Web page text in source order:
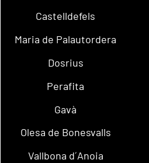
Castelldefels
Maria de Palautordera
Dosrius
Perafita
Gavà
Olesa de Bonesvalls
Vallbona d´Anoia